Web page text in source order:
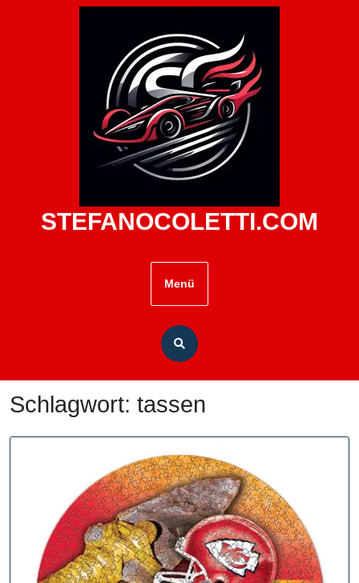
STEFANOCOLETTI.COM
Menü
Schlagwort: tassen